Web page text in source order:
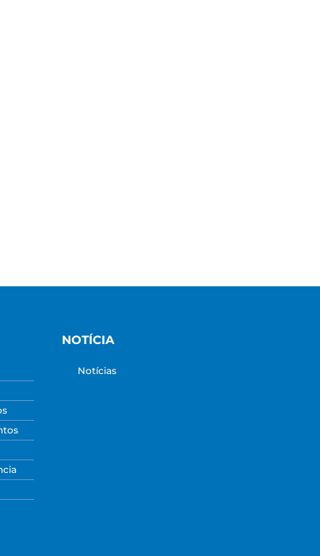
NOTÍCIA
Notícias